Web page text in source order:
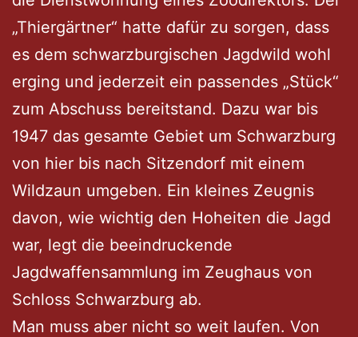
„Thiergärtner“ hatte dafür zu sorgen, dass
es dem schwarzburgischen Jagdwild wohl
erging und jederzeit ein passendes „Stück“
zum Abschuss bereitstand. Dazu war bis
1947 das gesamte Gebiet um Schwarzburg
von hier bis nach Sitzendorf mit einem
Wildzaun umgeben. Ein kleines Zeugnis
davon, wie wichtig den Hoheiten die Jagd
war, legt die beeindruckende
Jagdwaffensammlung im Zeughaus von
Schloss Schwarzburg ab.
Man muss aber nicht so weit laufen. Von